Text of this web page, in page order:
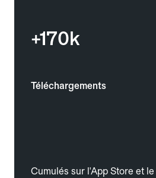
+170k
Téléchargements
Cumulés sur l'App Store et